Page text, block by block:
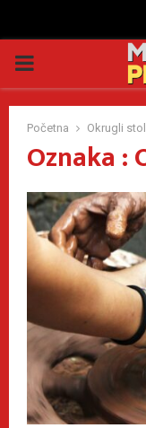
PRIMARY
MENU
Početna Okrugli stol
Oznaka :